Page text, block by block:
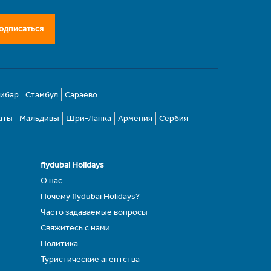
Стамбул Сараево
Мальдивы Шри-Ланка Армения Сербия
flydubai Holidays
О нас
Почему flydubai Holidays?
Часто задаваемые вопросы
Свяжитесь с нами
Политика
Туристические агентства